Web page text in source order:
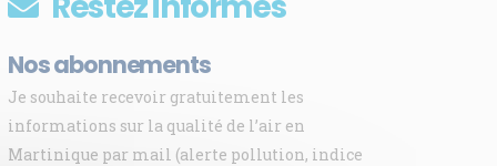
Nos abonnements
Je souhaite recevoir gratuitement les
informations sur la qualité de l’air en
Martinique par mail (alerte pollution, indice